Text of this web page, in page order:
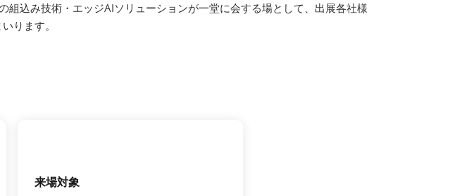
組込み技術・エッジAIソリューションが一堂に会する場として、出展各社様
ります。
来場対象